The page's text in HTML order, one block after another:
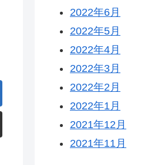
2022年6月
2022年5月
2022年4月
2022年3月
2022年2月
2022年1月
2021年12月
2021年11月